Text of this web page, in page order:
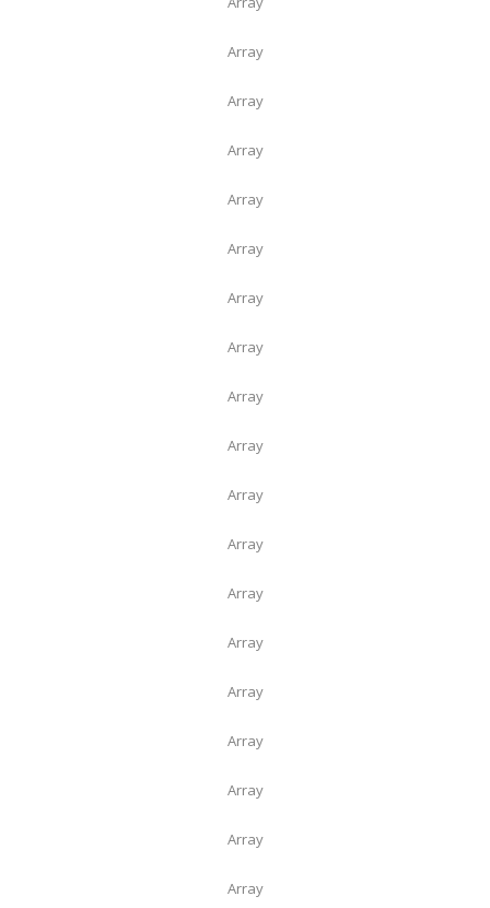
Array
Array
Array
Array
Array
Array
Array
Array
Array
Array
Array
Array
Array
Array
Array
Array
Array
Array